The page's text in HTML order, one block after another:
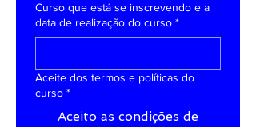
Curso que está se inscrevendo e a
data de realização do curso *
Aceite dos termos e políticas do
curso *
Aceito as condições de